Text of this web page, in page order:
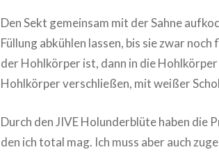
Den Sekt gemeinsam mit der Sahne
Füllung abkühlen lassen, bis sie zwar
der Hohlkörper ist, dann in die
Hohlkörper verschließen, mit weißer
Durch den JIVE Holunderblüte haben die
den ich total mag. Ich muss aber auch